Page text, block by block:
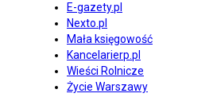
E-gazety.pl
Nexto.pl
Mała księgowość
Kancelarierp.pl
Wieści Rolnicze
Życie Warszawy